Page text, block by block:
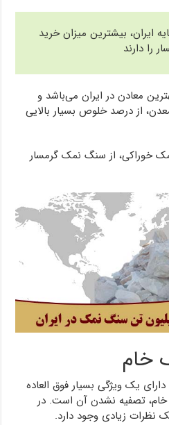
ایران، بیشترین میزان خرید
را دارند
معادن در ایران می‌باشد و
از درصد خلوص بسیار بالایی
خوراکی، از سنگ نمک گرمسار
خام
یک ویژگی بسیار فوق العاده
تصفیه نشدن آن است. در
زیادی وجود دارد.